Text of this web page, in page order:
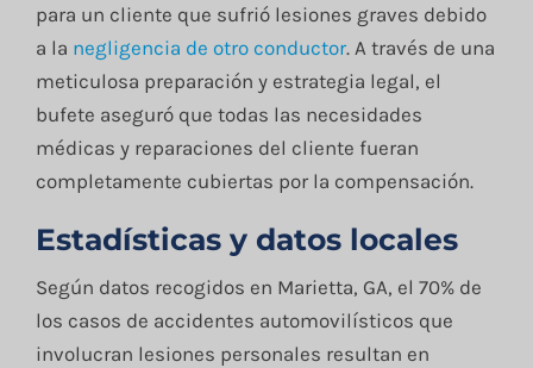
para un cliente que sufrió lesiones graves debido
a la negligencia de otro conductor. A través de una
meticulosa preparación y estrategia legal, el
bufete aseguró que todas las necesidades
médicas y reparaciones del cliente fueran
completamente cubiertas por la compensación.
Estadísticas y datos locales
Según datos recogidos en Marietta, GA, el 70% de
los casos de accidentes automovilísticos que
involucran lesiones personales resultan en